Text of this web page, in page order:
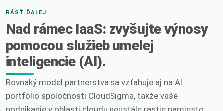
RÁSŤ ĎALEJ
Nad rámec IaaS: zvyšujte výnosy
pomocou služieb umelej
inteligencie (AI).
Rovnaký model partnerstva sa vzťahuje aj na AI
portfólio spoločnosti CloudSigma, takže vaše